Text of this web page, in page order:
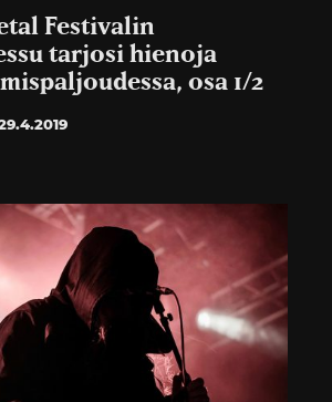
Festivalin
tarjosi hienoja
osa 1/2